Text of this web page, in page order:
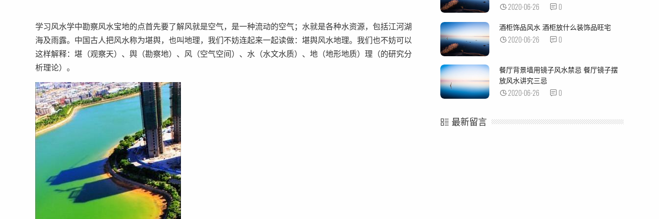
学习风水学中勘察风水宝地的点首先要了解风就是空气，是一种流动的空气；水就是各种水资源，包括江河湖
海及雨露。中国古人把风水称为堪舆，也叫地理，我们不妨连起来一起读做：堪舆风水地理。我们也不妨可以
这样解释：堪（观察天）、舆（勘察地）、风（空气空间）、水（水文水质）、地（地形地质）理（的研究分
析理论）。
2020-06-26 0
酒柜饰品风水 酒柜放什么装饰品旺宅
2020-06-26 0
餐厅背景墙用镜子风水禁忌 餐厅镜子摆
放风水讲究三忌
2020-06-26 0
最新留言